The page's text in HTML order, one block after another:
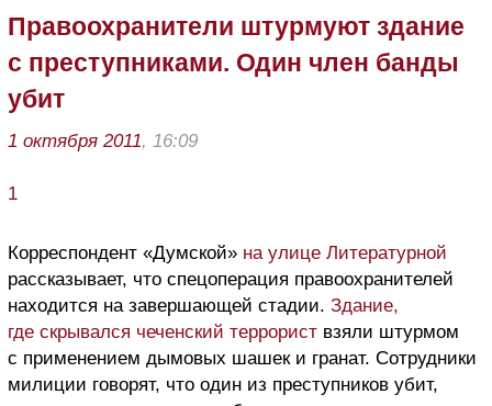
Правоохранители штурмуют здание
с преступниками. Один член банды
убит
1 октября 2011, 16:09
1
Корреспондент «Думской» на улице Литературной
рассказывает, что спецоперация правоохранителей
находится на завершающей стадии. Здание,
где скрывался чеченский террорист взяли штурмом
с применением дымовых шашек и гранат. Сотрудники
милиции говорят, что один из преступников убит,